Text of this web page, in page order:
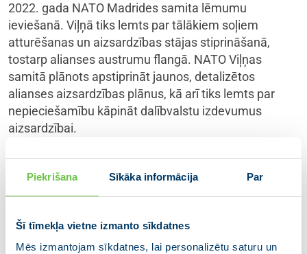
Piekrišana Sīkāka informācija Par
Šī tīmekļa vietne izmanto sīkdatnes
Mēs izmantojam sīkdatnes, lai personalizētu saturu un
2022. gada NATO Madrides samita lēmumu
ieviešanā. Viļņā tiks lemts par tālākiem soļiem
atturēšanas un aizsardzības stājas stiprināšanā,
tostarp alianses austrumu flangā. NATO Viļņas
samitā plānots apstiprināt jaunos, detalizētos
alianses aizsardzības plānus, kā arī tiks lemts par
nepieciešamību kāpināt dalībvalstu izdevumus
aizsardzībai.
Viena no gaidāmā samita prioritātēm būs NATO
ilgtermiņa politisko attiecību ar Ukrainu stiprināšana,
kā arī NATO praktiskā atbalsta stiprināšana. NATO
Ukrainas ceļu uz dalību NATO. Tāpat samitā tiks
pārrunāta NATO līdzīgi domājošo partneru iesaiste